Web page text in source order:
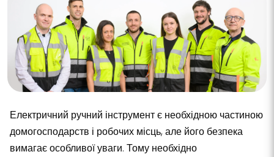
Електричний ручний інструмент є необхідною частиною
домогосподарств і робочих місць, але його безпека
вимагає особливої уваги. Тому необхідно